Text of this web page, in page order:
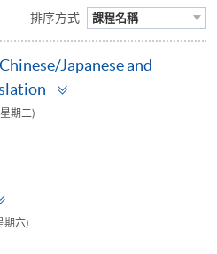
排序方式 課程名稱
Japanese and
期二)
期六)